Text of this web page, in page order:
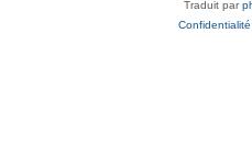
Traduit par
Confidentialité